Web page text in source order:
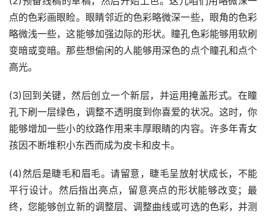
点的色彩画眼睑。眼睛邻近的色彩略微深一些，眼角的色彩
略微浅一些，这能够加强边际的形状。瞳孔色彩能够用软刷
变暗或变暗。那些想偷闲的人能够用深色的点个瞳孔和点个
高光。
(3)回到关键，然后创立一个新层，并运用掩盖形式。在瞳
孔下刷一层绿色，调整不透明度到你喜爱的状况。这时，你
能够增加一些小的纹路作用来丰厚眼睛的内容。许多年青女
孩因不断堆积小东西而成为皮卡和皮卡。
(4)然后是睫毛和眉毛。请留意，睫毛呈放射状成长，不能
平行设计。然后指出亮点，留意亮点的形状能够改变；最
终，您能够创立新的调整层、调整曲线或可选的色彩，并测